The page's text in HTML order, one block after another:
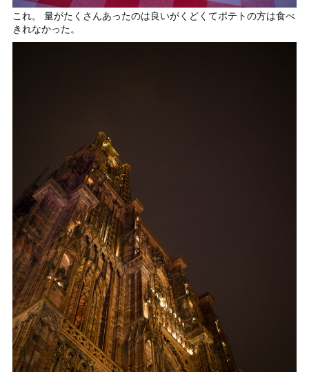
これ。 量がたくさんあったのは良いがくどくてポテトの方は食べ
きれなかった。